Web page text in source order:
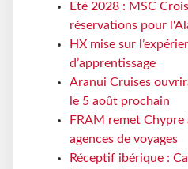
Eté 2028 : MSC
réservations pour
HX mise sur
d’apprentissage
Aranui Cruises
le 5 août prochain
FRAM remet
agences de voyages
Réceptif ibérique :